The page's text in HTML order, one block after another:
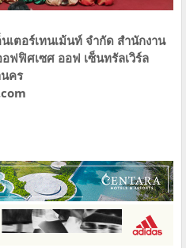
ตอร์เทนเม้นท์ จำกัด สำนักงาน
ฟิศเซศ ออฟ เซ็นทรัลเวิร์ล
คร